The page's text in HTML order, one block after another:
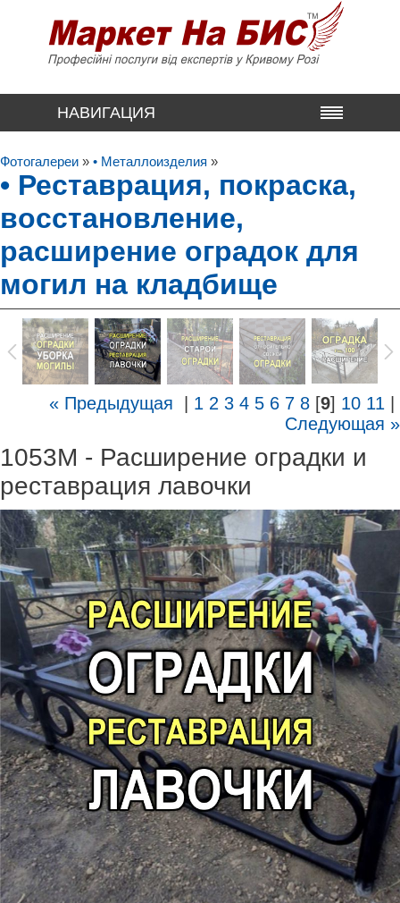
НАВИГАЦИЯ
Фотогалереи » • Металлоизделия »
• Реставрация, покраска,
восстановление,
расширение оградок для
могил на кладбище
« Предыдущая | 1 2 3 4 5 6 7 8 [9] 10 11 |
Следующая »
1053M - Расширение оградки и
реставрация лавочки